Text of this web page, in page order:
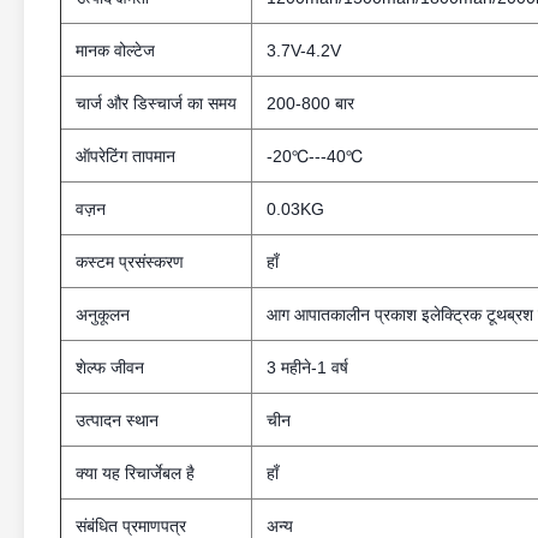
मानक वोल्टेज 3.7V-4.2V
चार्ज और डिस्चार्ज का समय 200-800 बार
ऑपरेटिंग तापमान -20℃---40℃
वज़न 0.03KG
कस्टम प्रसंस्करण हाँ
अनुकूलन आग आपातकालीन प्रकाश इलेक्ट्रिक टूथब्रश
शेल्फ जीवन 3 महीने-1 वर्ष
उत्पादन स्थान चीन
क्या यह रिचार्जेबल है हाँ
संबंधित प्रमाणपत्र अन्य